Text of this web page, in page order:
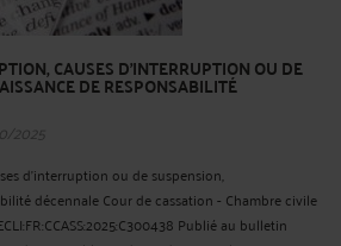
CAUSES D'INTERRUPTION OU DE
DE RESPONSABILITÉ
2025
d'interruption ou de suspension,
décennale Cour de cassation - Chambre civile
Publié au bulletin